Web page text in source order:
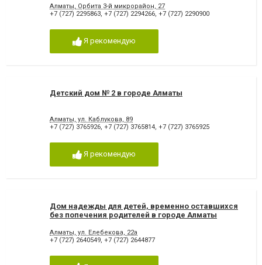
Алматы, Орбита 3-й микрорайон, 27
+7 (727) 2295863, +7 (727) 2294266, +7 (727) 2290900
Я рекомендую
Детский дом № 2 в городе Алматы
Алматы, ул. Каблукова, 89
+7 (727) 3765926, +7 (727) 3765814, +7 (727) 3765925
Я рекомендую
Дом надежды для детей, временно оставшихся
без попечения родителей в городе Алматы
Алматы, ул. Елебекова, 22а
+7 (727) 2640549, +7 (727) 2644877